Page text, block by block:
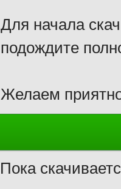
Для начала
подождите
Желаем
Пока